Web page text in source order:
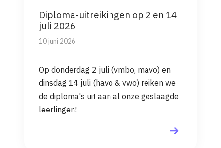
Diploma-uitreikingen op 2 en 14
juli 2026
10 juni 2026
Op donderdag 2 juli (vmbo, mavo) en
dinsdag 14 juli (havo & vwo) reiken we
de diploma's uit aan al onze geslaagde
leerlingen!